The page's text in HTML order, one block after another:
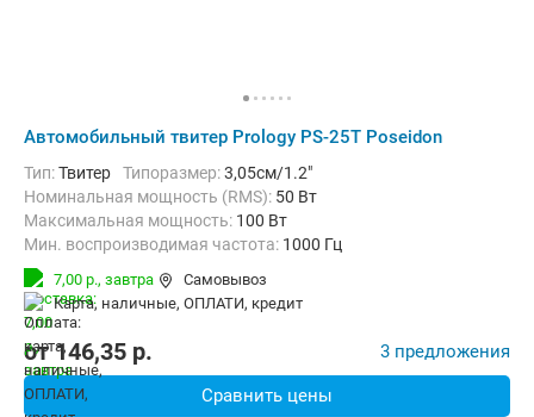
Автомобильный твитер Prology PS-25T Poseidon
тип:Твитер Типоразмер:3,05см/1.2"
Номинальная мощность (RMS): 50 Вт
Максимальная мощность: 100 Вт
Мин. воспроизводимая частота: 1000 Гц
Макс. воспроизводимая частота:
7,00 р., завтра
Самовывоз
карта, наличные, ОПЛАТИ, кредит
от146,35 p. 3 предложения
Сравнить цены